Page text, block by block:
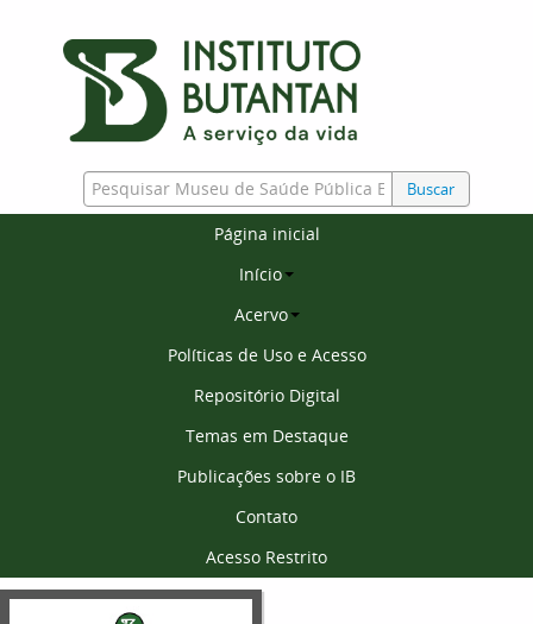
Buscar
Página inicial
Início
Acervo
Políticas de Uso e Acesso
Repositório Digital
Temas em Destaque
Publicações sobre o IB
Contato
Acesso Restrito